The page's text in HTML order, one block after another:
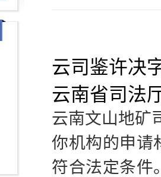
云司鉴许决
云南省司法
云南文山地矿
你机构的申请
符合法定条件